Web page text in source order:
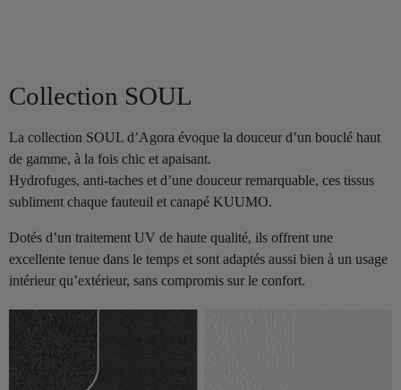
Collection SOUL
La collection SOUL d’Agora évoque la douceur d’un bouclé haut
de gamme, à la fois chic et apaisant.
Hydrofuges, anti-taches et d’une douceur remarquable, ces tissus
subliment chaque fauteuil et canapé KUUMO.
Dotés d’un traitement UV de haute qualité, ils offrent une
excellente tenue dans le temps et sont adaptés aussi bien à un usage
intérieur qu’extérieur, sans compromis sur le confort.